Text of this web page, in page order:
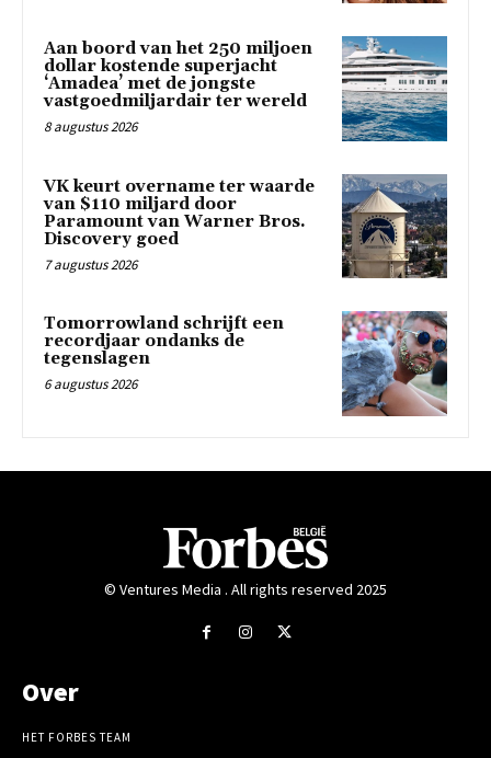
Aan boord van het 250 miljoen
dollar kostende superjacht
‘Amadea’ met de jongste
vastgoedmiljardair ter wereld
8 augustus 2026
VK keurt overname ter waarde
van $110 miljard door
Paramount van Warner Bros.
Discovery goed
7 augustus 2026
Tomorrowland schrijft een
recordjaar ondanks de
tegenslagen
6 augustus 2026
© Ventures Media . All rights reserved 2025
Over
HET FORBES TEAM